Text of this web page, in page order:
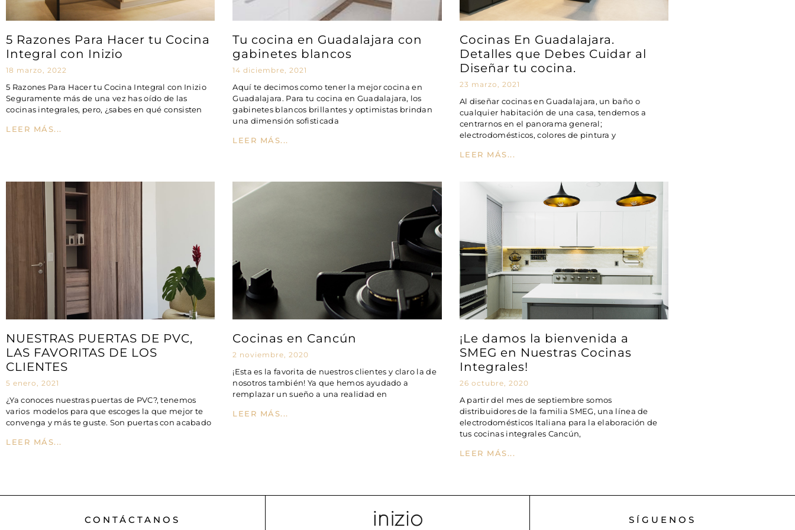
5 Razones Para Hacer tu Cocina
Integral con Inizio
18 marzo, 2022
5 Razones Para Hacer tu Cocina Integral con Inizio
Seguramente más de una vez has oído de las
cocinas integrales, pero, ¿sabes en qué consisten
LEER MÁS...
Tu cocina en Guadalajara con
gabinetes blancos
14 diciembre, 2021
Aquí te decimos como tener la mejor cocina en
Guadalajara. Para tu cocina en Guadalajara, los
gabinetes blancos brillantes y optimistas brindan
una dimensión sofisticada
LEER MÁS...
Cocinas En Guadalajara.
Detalles que Debes Cuidar al
Diseñar tu cocina.
23 marzo, 2021
Al diseñar cocinas en Guadalajara, un baño o
cualquier habitación de una casa, tendemos a
centrarnos en el panorama general;
electrodomésticos, colores de pintura y
LEER MÁS...
NUESTRAS PUERTAS DE PVC,
LAS FAVORITAS DE LOS
CLIENTES
5 enero, 2021
¿Ya conoces nuestras puertas de PVC?, tenemos
varios modelos para que escoges la que mejor te
convenga y más te guste. Son puertas con acabado
LEER MÁS...
Cocinas en Cancún
2 noviembre, 2020
¡Esta es la favorita de nuestros clientes y claro la de
nosotros también! Ya que hemos ayudado a
remplazar un sueño a una realidad en
LEER MÁS...
¡Le damos la bienvenida a
SMEG en Nuestras Cocinas
Integrales!
26 octubre, 2020
A partir del mes de septiembre somos
distribuidores de la familia SMEG, una línea de
electrodomésticos Italiana para la elaboración de
tus cocinas integrales Cancún,
LEER MÁS...
CONTÁCTANOS SÍGUENOS